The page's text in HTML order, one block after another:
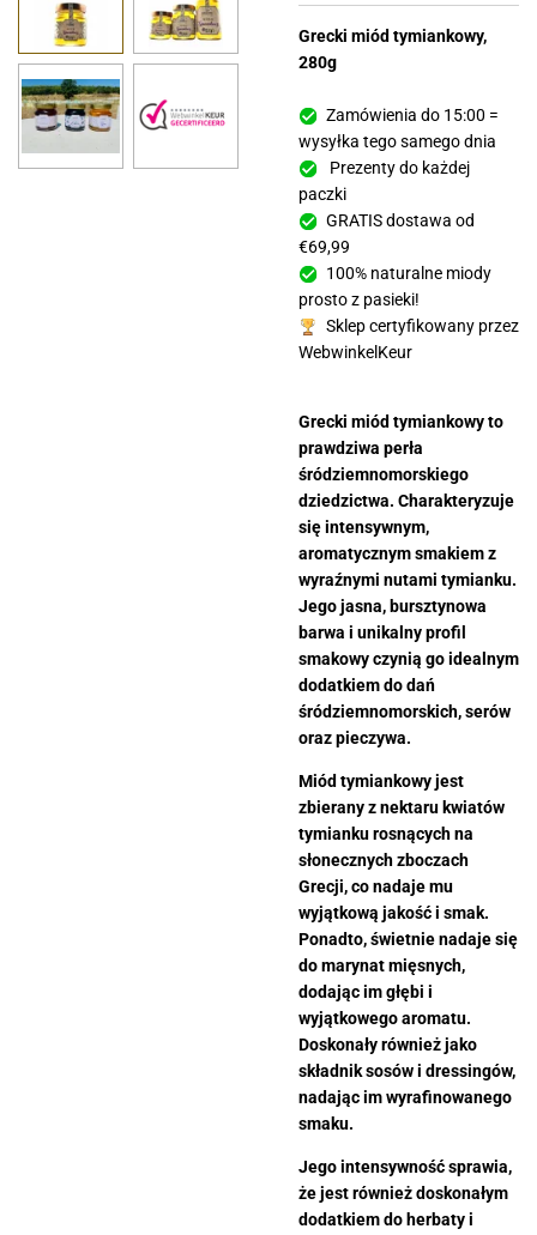
Grecki miód tymiankowy,
280g
Zamówienia do 15:00 =
wysyłka tego samego dnia
Prezenty do każdej
paczki
GRATIS dostawa od
€69,99
100% naturalne miody
prosto z pasieki!
Sklep certyfikowany przez
WebwinkelKeur
Grecki miód tymiankowy to
prawdziwa perła
śródziemnomorskiego
dziedzictwa. Charakteryzuje
się intensywnym,
aromatycznym smakiem z
wyraźnymi nutami tymianku.
Jego jasna, bursztynowa
barwa i unikalny profil
smakowy czynią go idealnym
dodatkiem do dań
śródziemnomorskich, serów
oraz pieczywa.
Miód tymiankowy jest
zbierany z nektaru kwiatów
tymianku rosnących na
słonecznych zboczach
Grecji, co nadaje mu
wyjątkową jakość i smak.
Ponadto, świetnie nadaje się
do marynat mięsnych,
dodając im głębi i
wyjątkowego aromatu.
Doskonały również jako
składnik sosów i dressingów,
nadając im wyrafinowanego
smaku.
Jego intensywność sprawia,
że jest również doskonałym
dodatkiem do herbaty i